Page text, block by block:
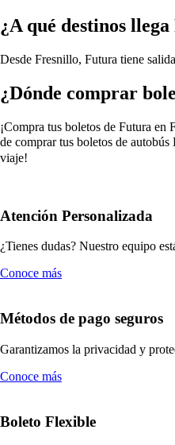
¿A qué destinos
Desde Fresnillo, Futura tiene
¿Dónde comprar
¡Compra tus boletos de Futura
de comprar tus boletos de
viaje!
Atención Personalizada
¿Tienes dudas? Nuestro equipo
Conoce más
Métodos de pago seguros
Garantizamos la privacidad y
Conoce más
Boleto Flexible